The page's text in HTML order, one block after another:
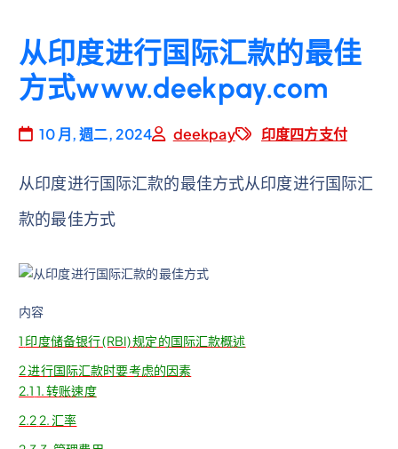
从印度进行国际汇款的最佳
方式www.deekpay.com
10 月, 週二, 2024 deekpay 印度四方支付
从印度进行国际汇款的最佳方式从印度进行国际汇
款的最佳方式
内容
1 印度储备银行 (RBI) 规定的国际汇款概述
2进行国际汇款时要考虑的因素
2.1 1. 转账速度
2.2 2. 汇率